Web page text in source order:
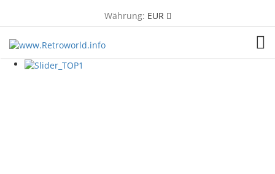
Währung: EUR